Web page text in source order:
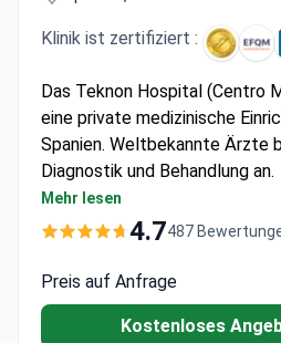
Klinik ist zertifiziert :
Das Teknon Hospital (Centro
eine private medizinische
Spanien. Weltbekannte Ärzte
Diagnostik und Behandlung an.
Epileptologie (Behandlung von
Neurochirurgie, Onkologie,
Teknon Hospital.
Das Teknon Hospital ist die
Prominenten, Sportlern und
Mehr lesen
4.7487
Preis auf Anfrage
Kostenloses